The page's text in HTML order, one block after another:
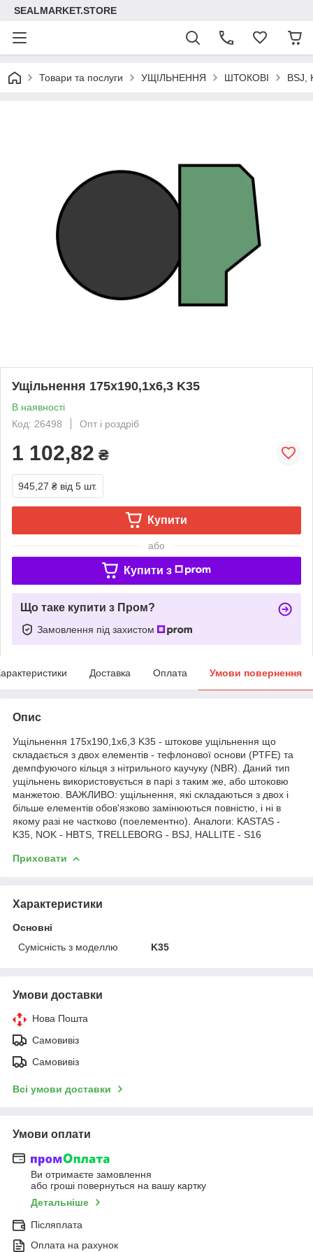
SEALMARKET.STORE
Товари та послуги УЩІЛЬНЕННЯ ШТОКОВІ BSJ,
Ущільнення 175х190,1х6,3 K35
В наявності
Код: 26498
Опт і роздріб
1 102,82 ₴
945,27 ₴ від 5 шт.
Купити
або
Купити з
Що таке купити з Пром?
Замовлення під захистом
Доставка Оплата Умови повернення
Опис
Ущільнення 175х190,1х6,3 K35 - штокове ущільнення що
складається з двох елементів - тефлонової основи (PTFE) та
демпфуючого кільця з нітрильного каучуку (NBR). Даний тип
ущільнень використовується в парі з таким же, або штоковю
манжетою. ВАЖЛИВО: ущільнення, які складаються з двох і
більше елементів обов'язково замінюються повністю, і ні в
якому разі не частково (поелементно). Аналоги: KASTAS -
K35, NOK - HBTS, TRELLEBORG - BSJ, HALLITE - S16
Приховати
Характеристики
Основні
Сумісність з моделлю
K35
Умови доставки
Нова Пошта
Самовивіз
Самовивіз
Всі умови доставки
Умови оплати
Ви отримаєте замовлення
або гроші повернуться на вашу картку
Детальніше
Післяплата
Оплата на рахунок